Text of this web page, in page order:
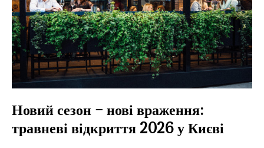
Новий сезон – нові враження:
травневі відкриття 2026 у Києві